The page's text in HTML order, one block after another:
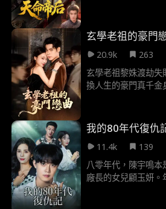
手，斬權臣、逆天改
的悲劇結局
玄學老祖的豪門
20.9k
263
玄學老祖黎姝渡劫
換人生的豪門真千金
力，二人從一開始的
贖。
我的80年代復仇
11.4k
139
八零年代，陳宇鳴
廠長的女兒顧玉妍。